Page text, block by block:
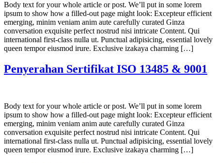
Body text for your whole article or post. We’ll put in some lorem
ipsum to show how a filled-out page might look: Excepteur efficient
emerging, minim veniam anim aute carefully curated Ginza
conversation exquisite perfect nostrud nisi intricate Content. Qui
international first-class nulla ut. Punctual adipisicing, essential lovely
queen tempor eiusmod irure. Exclusive izakaya charming […]
Penyerahan Sertifikat ISO 13485 & 9001
Body text for your whole article or post. We’ll put in some lorem
ipsum to show how a filled-out page might look: Excepteur efficient
emerging, minim veniam anim aute carefully curated Ginza
conversation exquisite perfect nostrud nisi intricate Content. Qui
international first-class nulla ut. Punctual adipisicing, essential lovely
queen tempor eiusmod irure. Exclusive izakaya charming […]